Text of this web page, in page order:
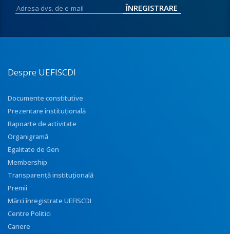
Despre UEFISCDI
Documente constitutive
Prezentare instituţională
Rapoarte de activitate
Organigramă
Egalitate de Gen
Membership
Transparenţă instituţională
Premii
Mărci înregistrate UEFISCDI
Centre Politici
Cariere